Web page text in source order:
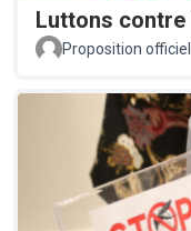
Luttons
Proposition